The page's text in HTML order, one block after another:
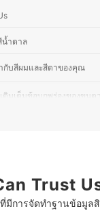
ติของ ขวัญชนก โยชิโมโตะ
น้ำตาล
ากับสีผมและสีตาของคุณ
ติมเต็มข้อบกพร่องของขนต
ล ยี่ห้อไหนดี รีวิวจาก
วข้อง
Trust
ที่มีการจัดทำฐานข้อมู